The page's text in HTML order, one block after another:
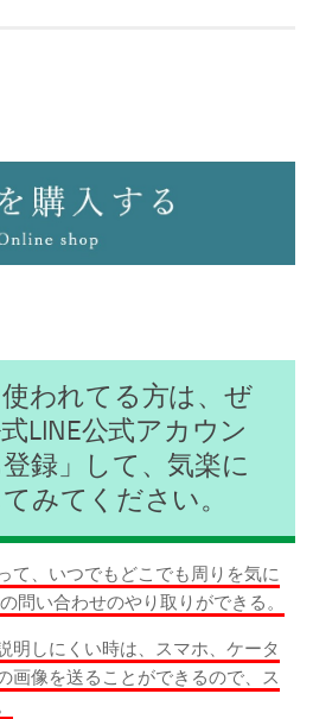
われてる方は、ぜ
LINE公式アカウン
録」して、気楽に
みてください。
て、いつでもどこでも周りを気に
問い合わせのやり取りができる。
明しにくい時は、スマホ、ケータ
画像を送ることができるので、ス